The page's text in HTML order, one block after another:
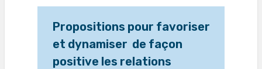
Propositions pour favoriser
et dynamiser de façon
positive les relations